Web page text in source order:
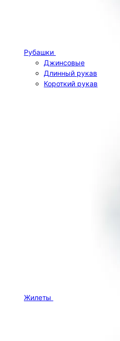
Рубашки
Джинсовые
Длинный рукав
Короткий рукав
Жилеты